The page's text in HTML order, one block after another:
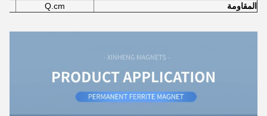
المقاومة
Q.cm